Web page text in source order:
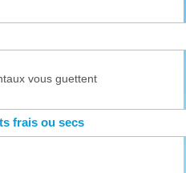
vous guettent
frais ou secs